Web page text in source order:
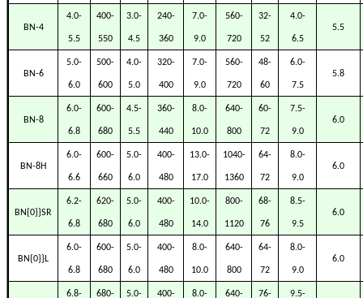
BN-4
4.0-
5.5
400-
550
3.0-
4.5
240-
360
7.0-
9.0
560-
720
32-
52
4.0-
6.5
5.5
BN-6
5.0-
6.0
500-
600
4.0-
5.0
320-
400
7.0-
9.0
560-
720
48-
60
6.0-
7.5
5.8
BN-8
6.0-
6.8
600-
680
4.5-
5.5
360-
440
8.0-
10.0
640-
800
60-
72
7.5-
9.0
6.0
BN-8H
6.0-
6.6
600-
660
5.0-
6.0
400-
480
13.0-
17.0
1040-
1360
64-
72
8.0-
9.0
6.0
BN{0}}SR
6.2-
6.8
620-
680
5.0-
6.0
400-
480
10.0-
14.0
800-
1120
68-
76
8.5-
9.5
6.0
BN{0}}L
6.0-
6.8
600-
680
5.0-
6.0
400-
480
8.0-
10.0
640-
800
64-
72
8.0-
9.0
6.0
6.8- 680- 5.0- 400- 8.0- 640- 76- 9.5-